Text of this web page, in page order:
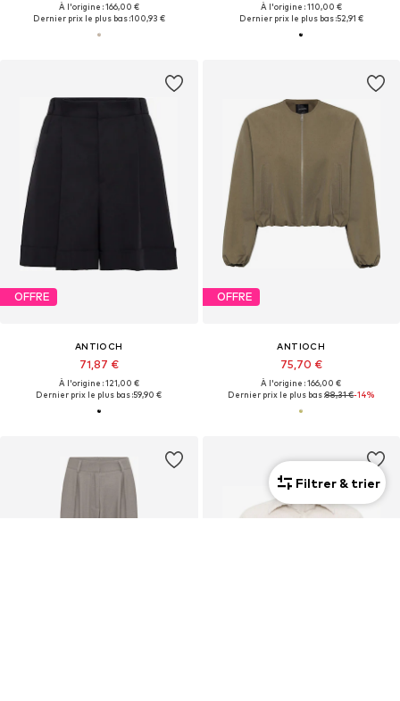
À l'origine : 166,00 €
Dernier prix le plus bas :100,93 €
À l'origine : 110,00 €
Dernier prix le plus bas :52,91 €
OFFRE
ANTIOCH
71,87 €
À l'origine : 121,00 €
Dernier prix le plus bas :59,90 €
OFFRE
ANTIOCH
75,70 €
À l'origine : 166,00 €
Dernier prix le plus bas :88,31 €-14%
Filtrer & trier